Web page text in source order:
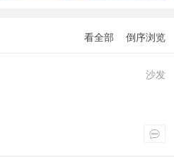
看全部 倒序浏览
沙发